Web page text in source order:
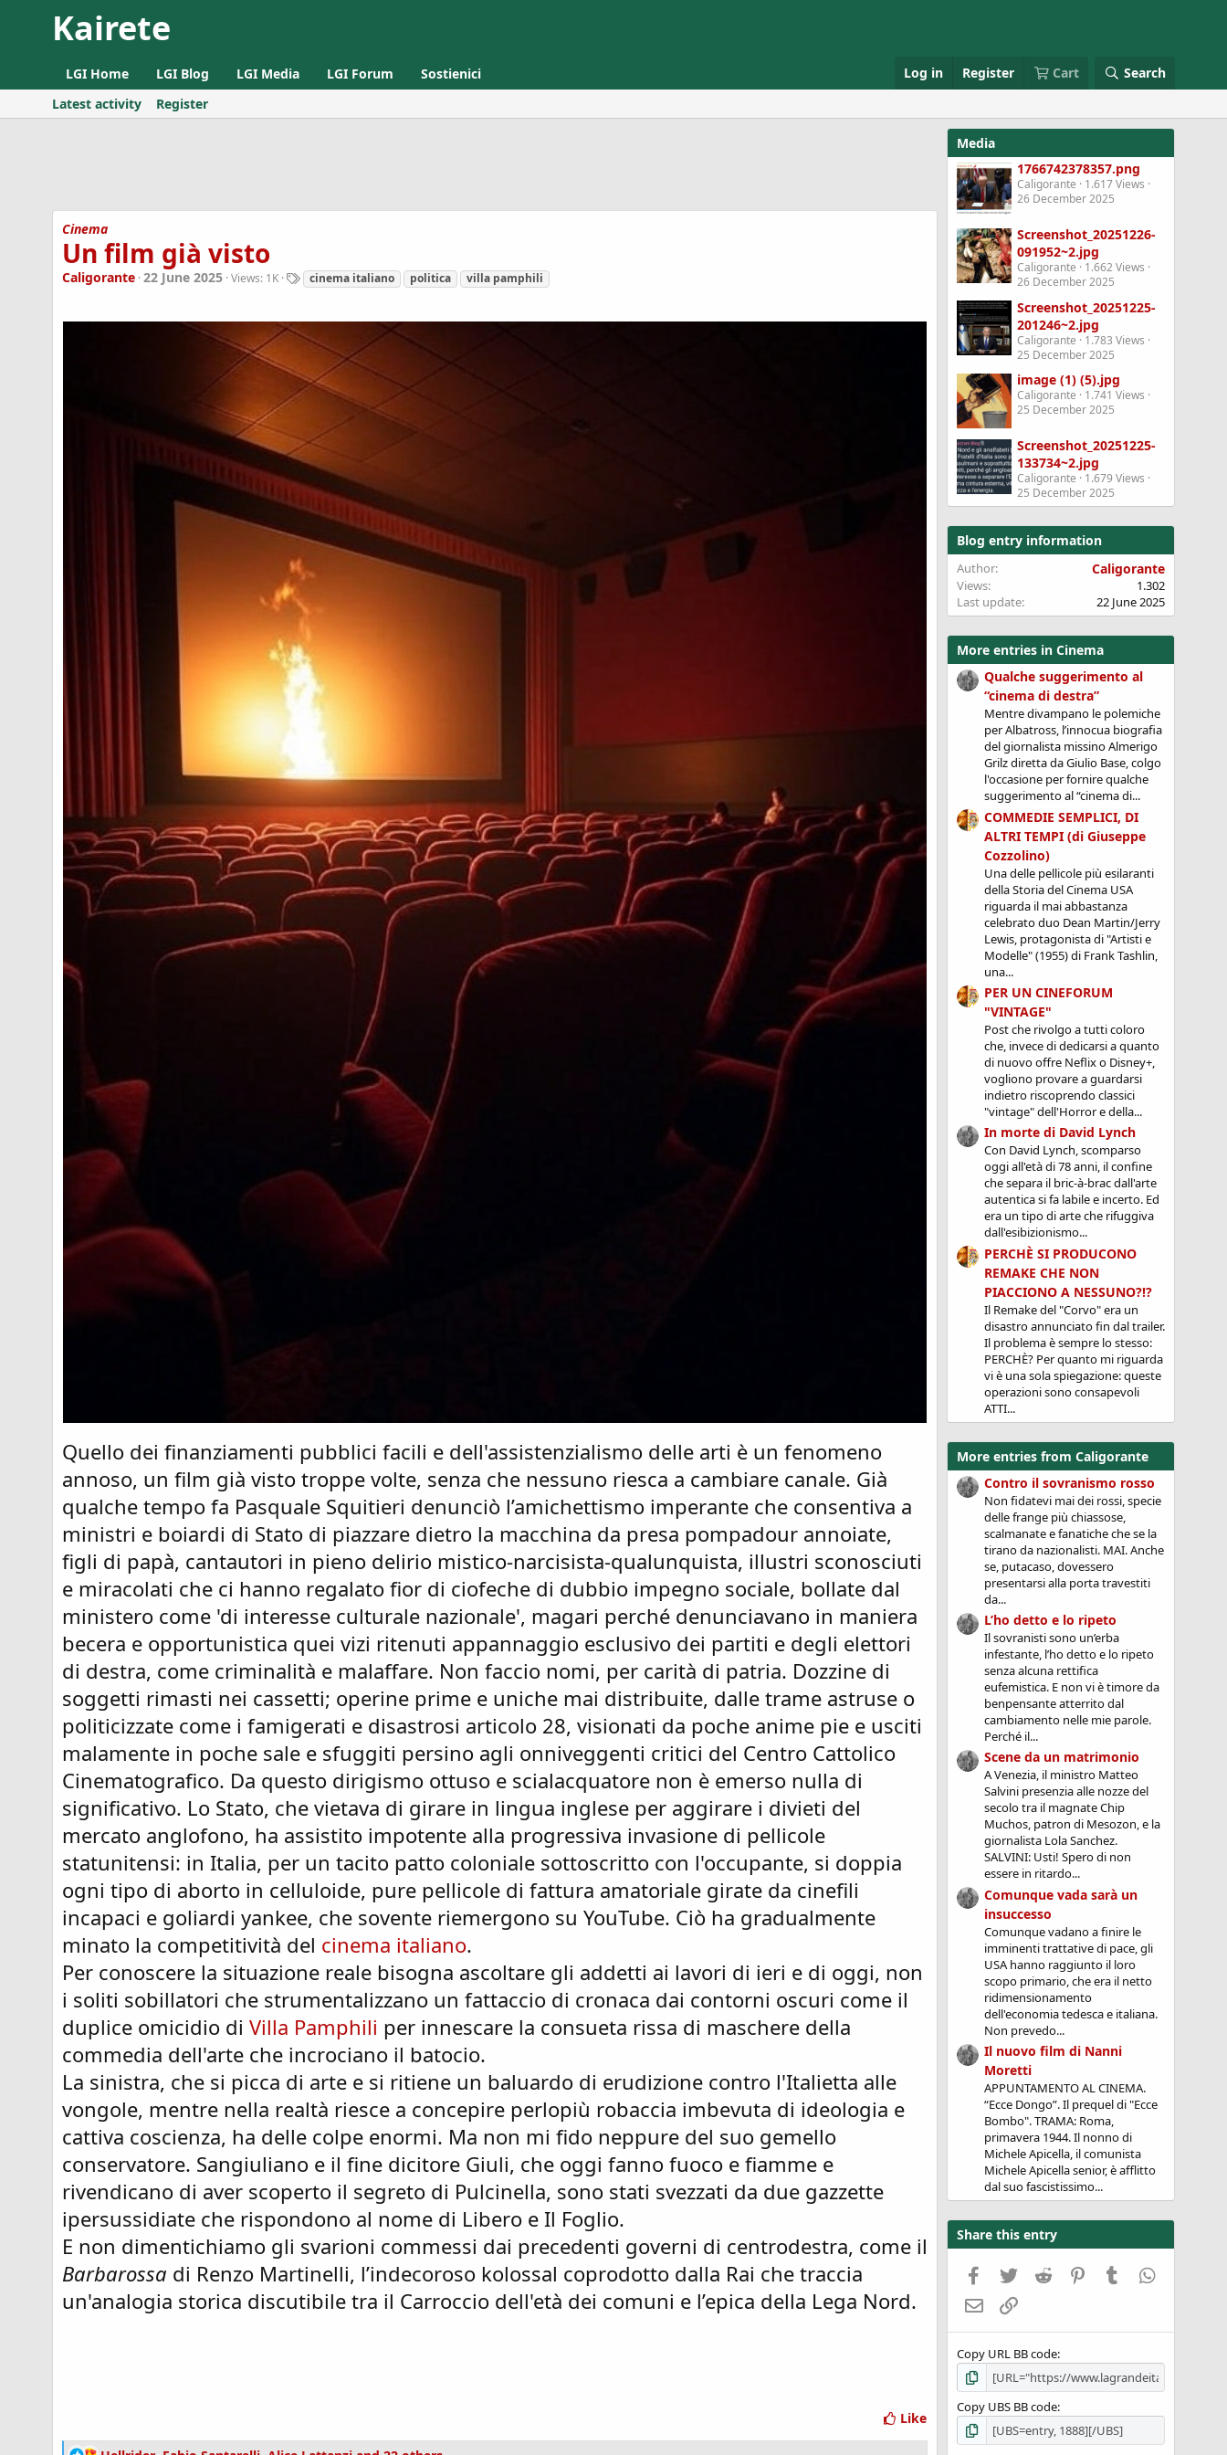
Kairete
LGI Home LGI Blog LGI Media LGI Forum Sostienici Log in Register Cart
Search
Latest activity
Register
Cinema
Un film già visto
Caligorante 22 June 2025 Views: 1K
T
a
s
cinema italiano politica villa pamphili
Quello dei finanziamenti pubblici facili e dell'assistenzialismo delle arti è un fenomeno
annoso, un film già visto troppe volte, senza che nessuno riesca a cambiare canale. Già
qualche tempo fa Pasquale Squitieri denunciò l’amichettismo imperante che consentiva a
ministri e boiardi di Stato di piazzare dietro la macchina da presa pompadour annoiate,
figli di papà, cantautori in pieno delirio mistico-narcisista-qualunquista, illustri sconosciuti
e miracolati che ci hanno regalato fior di ciofeche di dubbio impegno sociale, bollate dal
ministero come 'di interesse culturale nazionale', magari perché denunciavano in maniera
becera e opportunistica quei vizi ritenuti appannaggio esclusivo dei partiti e degli elettori
di destra, come criminalità e malaffare. Non faccio nomi, per carità di patria. Dozzine di
soggetti rimasti nei cassetti; operine prime e uniche mai distribuite, dalle trame astruse o
politicizzate come i famigerati e disastrosi articolo 28, visionati da poche anime pie e usciti
malamente in poche sale e sfuggiti persino agli onniveggenti critici del Centro Cattolico
Cinematografico. Da questo dirigismo ottuso e scialacquatore non è emerso nulla di
significativo. Lo Stato, che vietava di girare in lingua inglese per aggirare i divieti del
mercato anglofono, ha assistito impotente alla progressiva invasione di pellicole
statunitensi: in Italia, per un tacito patto coloniale sottoscritto con l'occupante, si doppia
ogni tipo di aborto in celluloide, pure pellicole di fattura amatoriale girate da cinefili
incapaci e goliardi yankee, che sovente riemergono su YouTube. Ciò ha gradualmente
minato la competitività del cinema italiano.
Per conoscere la situazione reale bisogna ascoltare gli addetti ai lavori di ieri e di oggi, non
i soliti sobillatori che strumentalizzano un fattaccio di cronaca dai contorni oscuri come il
duplice omicidio di Villa Pamphili per innescare la consueta rissa di maschere della
commedia dell'arte che incrociano il batocio.
La sinistra, che si picca di arte e si ritiene un baluardo di erudizione contro l'Italietta alle
vongole, mentre nella realtà riesce a concepire perlopiù robaccia imbevuta di ideologia e
cattiva coscienza, ha delle colpe enormi. Ma non mi fido neppure del suo gemello
conservatore. Sangiuliano e il fine dicitore Giuli, che oggi fanno fuoco e fiamme e
rivendicano di aver scoperto il segreto di Pulcinella, sono stati svezzati da due gazzette
ipersussidiate che rispondono al nome di Libero e Il Foglio.
E non dimentichiamo gli svarioni commessi dai precedenti governi di centrodestra, come il
Barbarossa di Renzo Martinelli, l’indecoroso kolossal coprodotto dalla Rai che traccia
un'analogia storica discutibile tra il Carroccio dell'età dei comuni e l’epica della Lega Nord.
Like
Media
1766742378357.png
Caligorante
1.617 Views
26 December 2025
Screenshot_20251226-
091952~2.jpg
Caligorante
1.662 Views
26 December 2025
Screenshot_20251225-
201246~2.jpg
Caligorante
1.783 Views
25 December 2025
image (1) (5).jpg
Caligorante
1.741 Views
25 December 2025
Screenshot_20251225-
133734~2.jpg
Caligorante
1.679 Views
25 December 2025
Blog entry information
Author Caligorante
Views
1.302
Last update
22 June 2025
More entries in Cinema
Qualche suggerimento al
“cinema di destra”
Mentre divampano le polemiche
per Albatross, l’innocua biografia
del giornalista missino Almerigo
Grilz diretta da Giulio Base, colgo
l'occasione per fornire qualche
suggerimento al “cinema di...
COMMEDIE SEMPLICI, DI
ALTRI TEMPI (di Giuseppe
Cozzolino)
Una delle pellicole più esilaranti
della Storia del Cinema USA
riguarda il mai abbastanza
celebrato duo Dean Martin/Jerry
Lewis, protagonista di "Artisti e
Modelle" (1955) di Frank Tashlin,
una...
PER UN CINEFORUM
"VINTAGE"
Post che rivolgo a tutti coloro
che, invece di dedicarsi a quanto
di nuovo offre Neflix o Disney+,
vogliono provare a guardarsi
indietro riscoprendo classici
"vintage" dell'Horror e della...
In morte di David Lynch
Con David Lynch, scomparso
oggi all'età di 78 anni, il confine
che separa il bric-à-brac dall'arte
autentica si fa labile e incerto. Ed
era un tipo di arte che rifuggiva
dall'esibizionismo...
PERCHÈ SI PRODUCONO
REMAKE CHE NON
PIACCIONO A NESSUNO?!?
Il Remake del "Corvo" era un
disastro annunciato fin dal trailer.
Il problema è sempre lo stesso:
PERCHÈ? Per quanto mi riguarda
vi è una sola spiegazione: queste
operazioni sono consapevoli
ATTI...
More entries from Caligorante
Contro il sovranismo rosso
Non fidatevi mai dei rossi, specie
delle frange più chiassose,
scalmanate e fanatiche che se la
tirano da nazionalisti. MAI. Anche
se, putacaso, dovessero
presentarsi alla porta travestiti
da...
L’ho detto e lo ripeto
Il sovranisti sono un’erba
infestante, l’ho detto e lo ripeto
senza alcuna rettifica
eufemistica. E non vi è timore da
benpensante atterrito dal
cambiamento nelle mie parole.
Perché il...
Scene da un matrimonio
A Venezia, il ministro Matteo
Salvini presenzia alle nozze del
secolo tra il magnate Chip
Muchos, patron di Mesozon, e la
giornalista Lola Sanchez.
SALVINI: Usti! Spero di non
essere in ritardo...
Comunque vada sarà un
insuccesso
Comunque vadano a finire le
imminenti trattative di pace, gli
USA hanno raggiunto il loro
scopo primario, che era il netto
ridimensionamento
dell'economia tedesca e italiana.
Non prevedo...
Il nuovo film di Nanni
Moretti
APPUNTAMENTO AL CINEMA.
“Ecce Dongo”. Il prequel di "Ecce
Bombo". TRAMA: Roma,
primavera 1944. Il nonno di
Michele Apicella, il comunista
Michele Apicella senior, è afflitto
dal suo fascistissimo...
Share this entry
Facebook
Twitter Reddit PinterestTumblr
Email
Copy URL BB code
Copy UBS BB code